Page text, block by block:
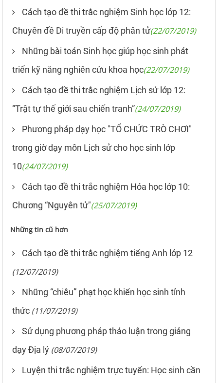
Cách tạo đề thi trắc nghiệm Sinh học lớp 12:
Chuyên đề Di truyền cấp độ phân tử(22/07/2019)
Những bài toán Sinh học giúp học sinh phát
triển kỹ năng nghiên cứu khoa học(22/07/2019)
Cách tạo đề thi trắc nghiệm Lịch sử lớp 12:
“Trật tự thế giới sau chiến tranh”(24/07/2019)
Phương pháp dạy học "TỔ CHỨC TRÒ CHƠI"
trong giờ dạy môn Lịch sử cho học sinh lớp
10(24/07/2019)
Cách tạo đề thi trắc nghiệm Hóa học lớp 10:
Chương “Nguyên tử"(25/07/2019)
Những tin cũ hơn
Cách tạo đề thi trắc nghiệm tiếng Anh lớp 12
(12/07/2019)
Những “chiêu” phạt học khiến học sinh tỉnh
thức (11/07/2019)
Sử dụng phương pháp thảo luận trong giảng
dạy Địa lý (08/07/2019)
Luyện thi trắc nghiệm trực tuyến: Học sinh cần